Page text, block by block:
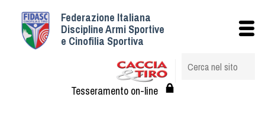
Federazione Italiana
Discipline Armi Sportive
e Cinofilia Sportiva
Tesseramento on-line
Istituzionale
Struttura
Albo Veterinari federali